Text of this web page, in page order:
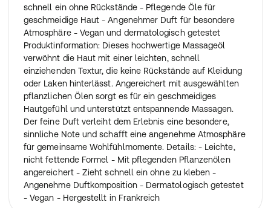
schnell ein ohne Rückstände - Pflegende Öle für
geschmeidige Haut - Angenehmer Duft für besondere
Atmosphäre - Vegan und dermatologisch getestet
Produktinformation: Dieses hochwertige Massageöl
verwöhnt die Haut mit einer leichten, schnell
einziehenden Textur, die keine Rückstände auf Kleidung
oder Laken hinterlässt. Angereichert mit ausgewählten
pflanzlichen Ölen sorgt es für ein geschmeidiges
Hautgefühl und unterstützt entspannende Massagen.
Der feine Duft verleiht dem Erlebnis eine besondere,
sinnliche Note und schafft eine angenehme Atmosphäre
für gemeinsame Wohlfühlmomente. Details: - Leichte,
nicht fettende Formel - Mit pflegenden Pflanzenölen
angereichert - Zieht schnell ein ohne zu kleben -
Angenehme Duftkomposition - Dermatologisch getestet
- Vegan - Hergestellt in Frankreich